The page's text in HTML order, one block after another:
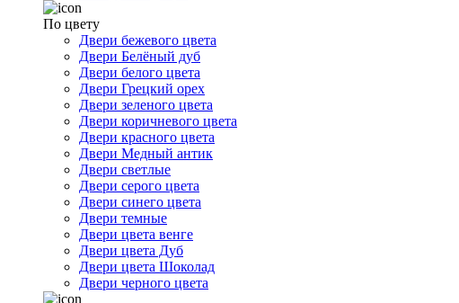
По цвету
Двери бежевого цвета
Двери Белёный дуб
Двери белого цвета
Двери Грецкий орех
Двери зеленого цвета
Двери коричневого цвета
Двери красного цвета
Двери Медный антик
Двери светлые
Двери серого цвета
Двери синего цвета
Двери темные
Двери цвета венге
Двери цвета Дуб
Двери цвета Шоколад
Двери черного цвета